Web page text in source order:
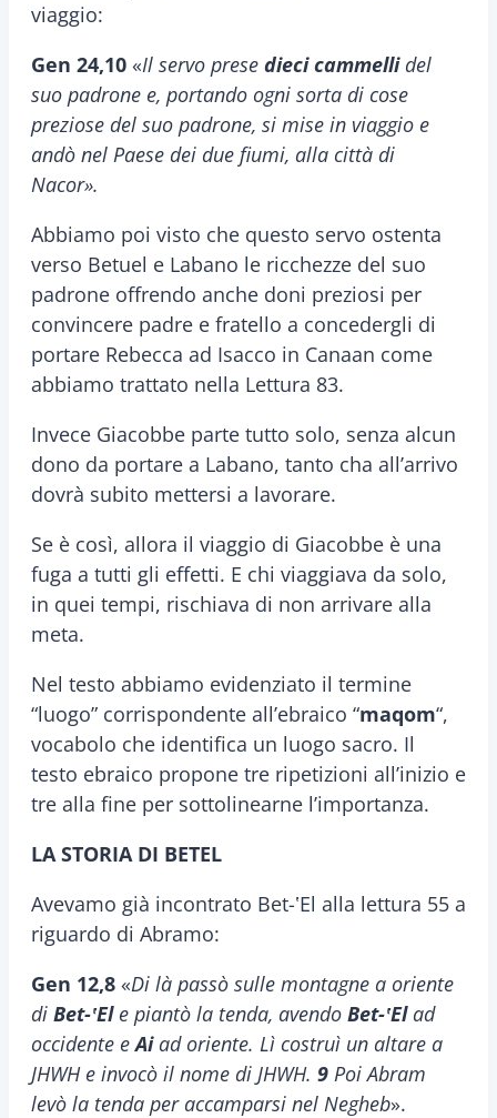
viaggio:
Gen 24,10 «Il servo prese dieci cammellidel
suo padrone e, portando ogni sorta di cose
preziose del suo padrone, si mise in viaggio e
andò nel Paese dei due fiumi, alla città di
Nacor».
Abbiamo poi visto che questo servo ostenta
verso Betuel e Labano le ricchezze del suo
padrone offrendo anche doni preziosi per
convincere padre e fratello a concedergli di
portare Rebecca ad Isacco in Canaan come
abbiamo trattato nella Lettura 83.
Invece Giacobbe parte tutto solo, senza alcun
dono da portare a Labano, tanto cha all’arrivo
dovrà subito mettersi a lavorare.
Se è così, allora il viaggio di Giacobbe è una
fuga a tutti gli effetti. E chi viaggiava da solo,
in quei tempi, rischiava di non arrivare alla
meta.
Nel testo abbiamo evidenziato il termine
“luogo” corrispondente all’ebraico “maqom“,
vocabolo che identifica un luogo sacro. Il
testo ebraico propone tre ripetizioni all’inizio e
tre alla fine per sottolinearne l’importanza.
LA STORIA DI BETEL
Avevamo già incontrato Bet-ʽEl alla lettura 55 a
riguardo di Abramo:
Gen 12,8 «Di là passò sulle montagne a oriente
di Bet-ʽEl e piantò la tenda, avendo Bet-ʽElad
occidente eAiad oriente. Lì costruì un altare a
JHWH e invocò il nome di JHWH. 9 Poi Abram
levò la tenda per accamparsi nel Negheb».